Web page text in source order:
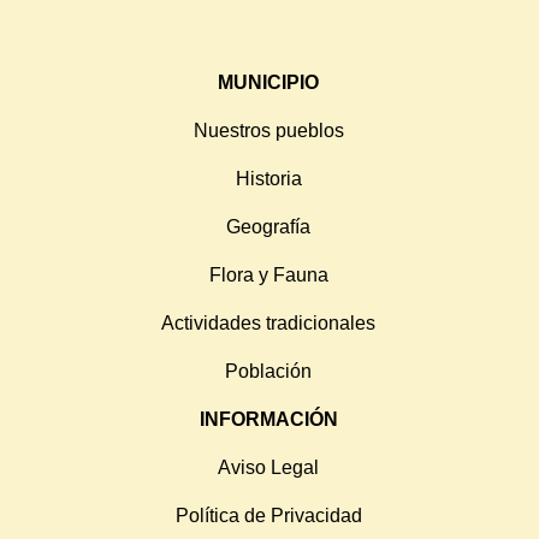
MUNICIPIO
Nuestros pueblos
Historia
Geografía
Flora y Fauna
Actividades tradicionales
Población
INFORMACIÓN
Aviso Legal
Política de Privacidad